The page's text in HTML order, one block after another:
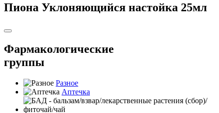
Пиона Уклоняющийся настойка 25мл
Фармакологические
группы
Разное
Аптечка